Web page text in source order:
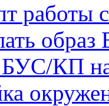
работы
БУС/КП